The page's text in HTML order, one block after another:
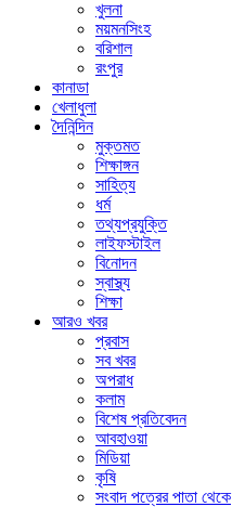
খুলনা
ময়মনসিংহ
বরিশাল
রংপুর
কানাডা
খেলাধুলা
দৈনিন্দিন
মুক্তমত
শিক্ষাঙ্গন
সাহিত্য
ধর্ম
তথ্যপ্রযুক্তি
লাইফস্টাইল
বিনোদন
স্বাস্থ্য
শিক্ষা
আরও খবর
প্রবাস
সব খবর
অপরাধ
কলাম
বিশেষ প্রতিবেদন
আবহাওয়া
মিডিয়া
কৃষি
সংবাদ পত্রের পাতা থেকে